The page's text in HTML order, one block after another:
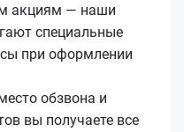
акциям — наши
специальные
при оформлении
обзвона и
вы получаете все